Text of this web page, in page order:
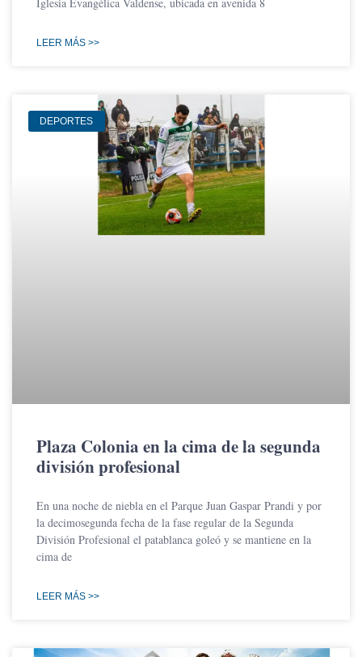
LEER MÁS >>
DEPORTES
Plaza Colonia en la cima de la segunda
división profesional
En una noche de niebla en el Parque Juan Gaspar Prandi y por
la decimosegunda fecha de la fase regular de la Segunda
División Profesional el patablanca goleó y se mantiene en la
cima de
LEER MÁS >>